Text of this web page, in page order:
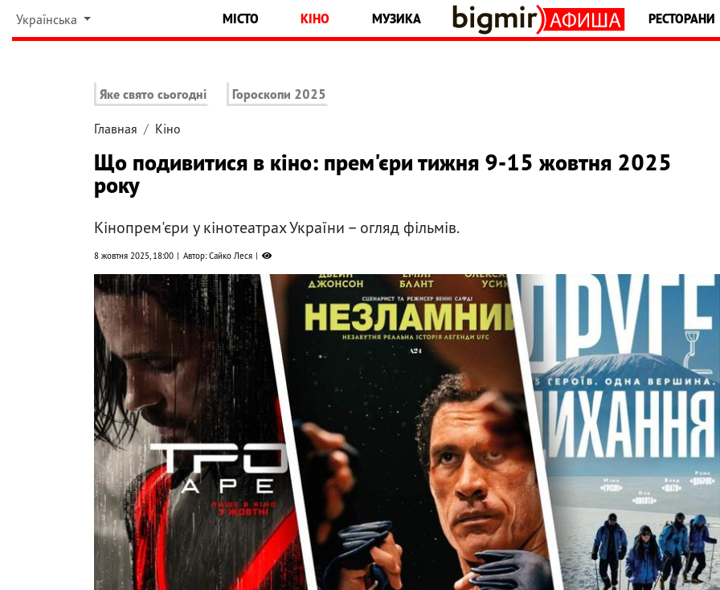
Українська МІСТО КІНО МУЗИКА РЕСТОРАНИ
Яке свято сьогодні Гороскопи 2025
Главная Кіно
Що подивитися в кіно: прем'єри тижня 9-15 жовтня 2025
року
Кінопрем'єри у кінотеатрах України – огляд фільмів.
8 жовтня 2025, 18:00 Автор: Сайко Леся